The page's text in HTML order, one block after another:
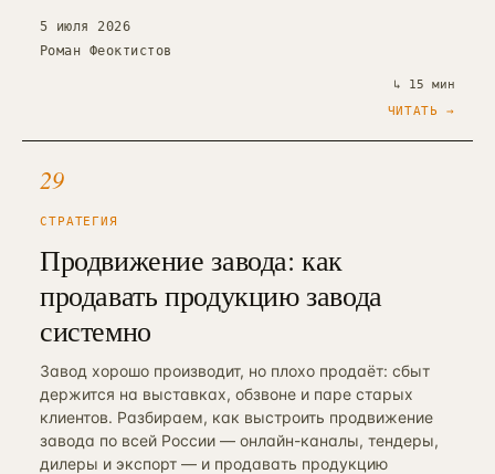
5 июля 2026
Роман Феоктистов
↳ 15 мин
ЧИТАТЬ →
29
СТРАТЕГИЯ
Продвижение завода: как
продавать продукцию завода
системно
Завод хорошо производит, но плохо продаёт: сбыт
держится на выставках, обзвоне и паре старых
клиентов. Разбираем, как выстроить продвижение
завода по всей России — онлайн-каналы, тендеры,
дилеры и экспорт — и продавать продукцию